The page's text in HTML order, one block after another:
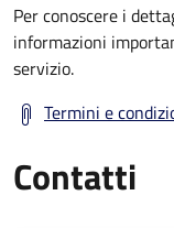
Per conoscere i
informazioni
servizio.
Termini e
Contatti